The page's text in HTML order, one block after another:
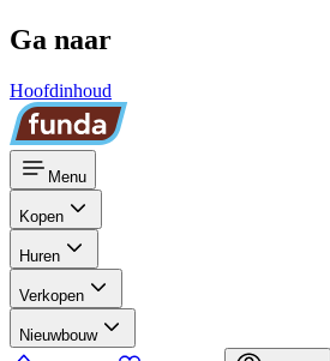
Ga naar
Hoofdinhoud
Menu
Kopen
Huren
Verkopen
Nieuwbouw